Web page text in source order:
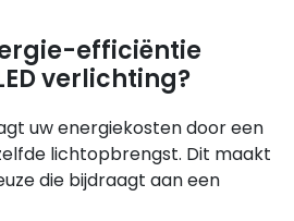
efficiëntie
verlichting?
uw energiekosten door een
lichtopbrengst. Dit maakt
die bijdraagt aan een